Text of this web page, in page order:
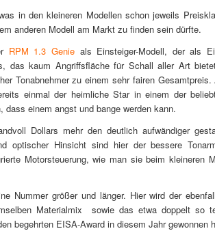
in den kleineren Modellen schon jeweils
anderen Modell am Markt zu finden sein dürfte.
RPM 1.3 Genieals Einsteiger-Modell, der als
das kaum Angriffsfläche für Schall aller Art
Tonabnehmer zu einem sehr fairen
einmal der heimliche Star in einem der
dass einem angst und bange werden kann.
Dollars mehr den deutlich aufwändiger
optischer Hinsicht sind hier der bessere
Motorsteuerung, wie man sie beim kleineren
Nummer größer und länger. Hier wird der
Materialmix sowie das etwa doppelt so
begehrten EISA-Award in diesem Jahr gewonnen